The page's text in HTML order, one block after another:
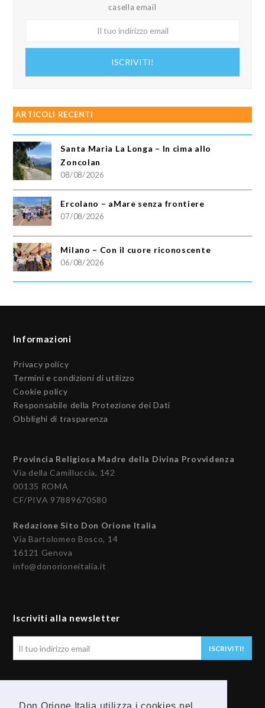
casella email
ISCRIVITI!
ARTICOLI RECENTI
Santa Maria La Longa – In cima allo
Zoncolan
08/08/2026
Ercolano – aMare senza frontiere
07/08/2026
Milano – Con il cuore riconoscente
06/08/2026
Informazioni
Privacy policy
Termini e condizioni di utilizzo
Cookie policy
Responsabile della Protezione dei Dati
Obblighi di trasparenza
Provincia Religiosa Madre della Divina Provvidenza
Via della Camilluccia, 142
00135 ROMA
CF/PIVA 97889670580
Redazione Sito Don Orione Italia
Via Bartolomeo Bosco, 14
16121 Genova
info@donorioneitalia.it
Iscriviti alla newsletter
ISCRIVITI!